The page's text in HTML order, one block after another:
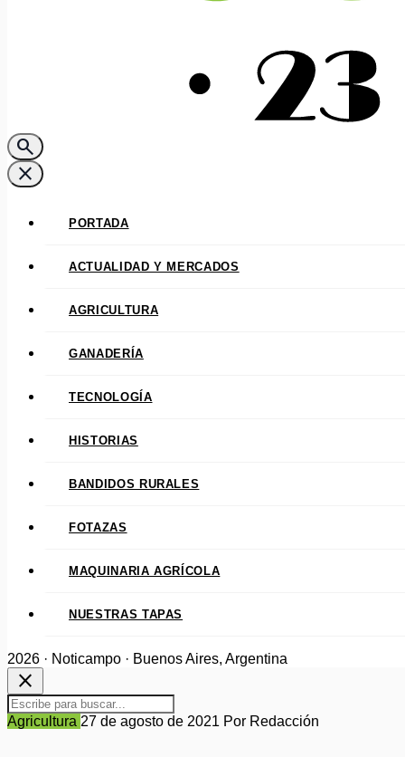
search
close
PORTADA
ACTUALIDAD Y MERCADOS
AGRICULTURA
GANADERÍA
TECNOLOGÍA
HISTORIAS
BANDIDOS RURALES
FOTAZAS
MAQUINARIA AGRÍCOLA
NUESTRAS TAPAS
2026 · Noticampo · Buenos Aires, Argentina
close
Agricultura 27 de agosto de 2021 Por Redacción